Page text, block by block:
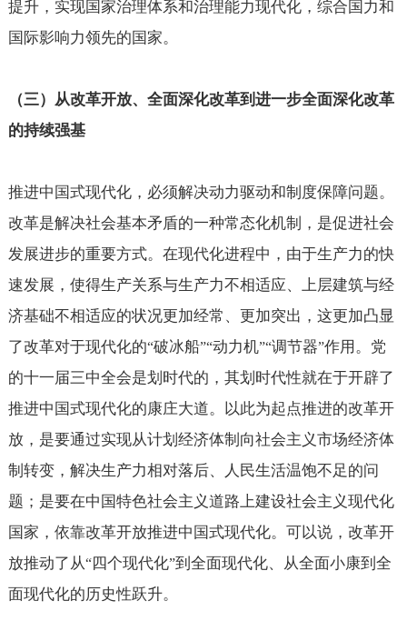
提升，实现国家治理体系和治理能力现代化，综合国力和
国际影响力领先的国家。
（三）从改革开放、全面深化改革到进一步全面深化改革
的持续强基
推进中国式现代化，必须解决动力驱动和制度保障问题。
改革是解决社会基本矛盾的一种常态化机制，是促进社会
发展进步的重要方式。在现代化进程中，由于生产力的快
速发展，使得生产关系与生产力不相适应、上层建筑与经
济基础不相适应的状况更加经常、更加突出，这更加凸显
了改革对于现代化的“破冰船”“动力机”“调节器”作用。党
的十一届三中全会是划时代的，其划时代性就在于开辟了
推进中国式现代化的康庄大道。以此为起点推进的改革开
放，是要通过实现从计划经济体制向社会主义市场经济体
制转变，解决生产力相对落后、人民生活温饱不足的问
题；是要在中国特色社会主义道路上建设社会主义现代化
国家，依靠改革开放推进中国式现代化。可以说，改革开
放推动了从“四个现代化”到全面现代化、从全面小康到全
面现代化的历史性跃升。